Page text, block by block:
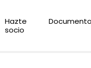
Hazte
socio